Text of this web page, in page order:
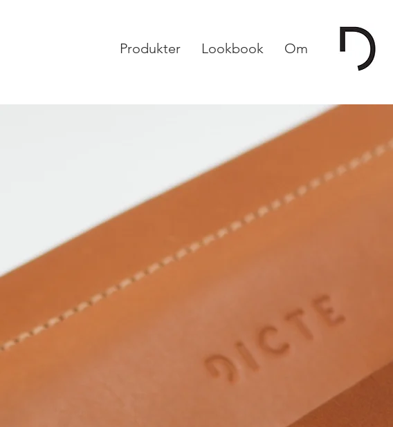
Produkter Lookbook Om